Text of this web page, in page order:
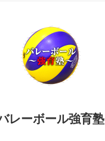
レーボール強育塾